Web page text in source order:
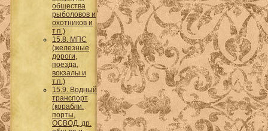
общества
рыболовов и
охотников и
т.п.)
15.8. МПС
(железные
дороги,
поезда,
вокзалы и
т.п.)
15.9. Водный
транспорт
(корабли.
порты,
ОСВОД, др.